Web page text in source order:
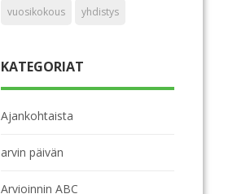
vuosikokous yhdistys
KATEGORIAT
Ajankohtaista
arvin päivän
Arvioinnin ABC